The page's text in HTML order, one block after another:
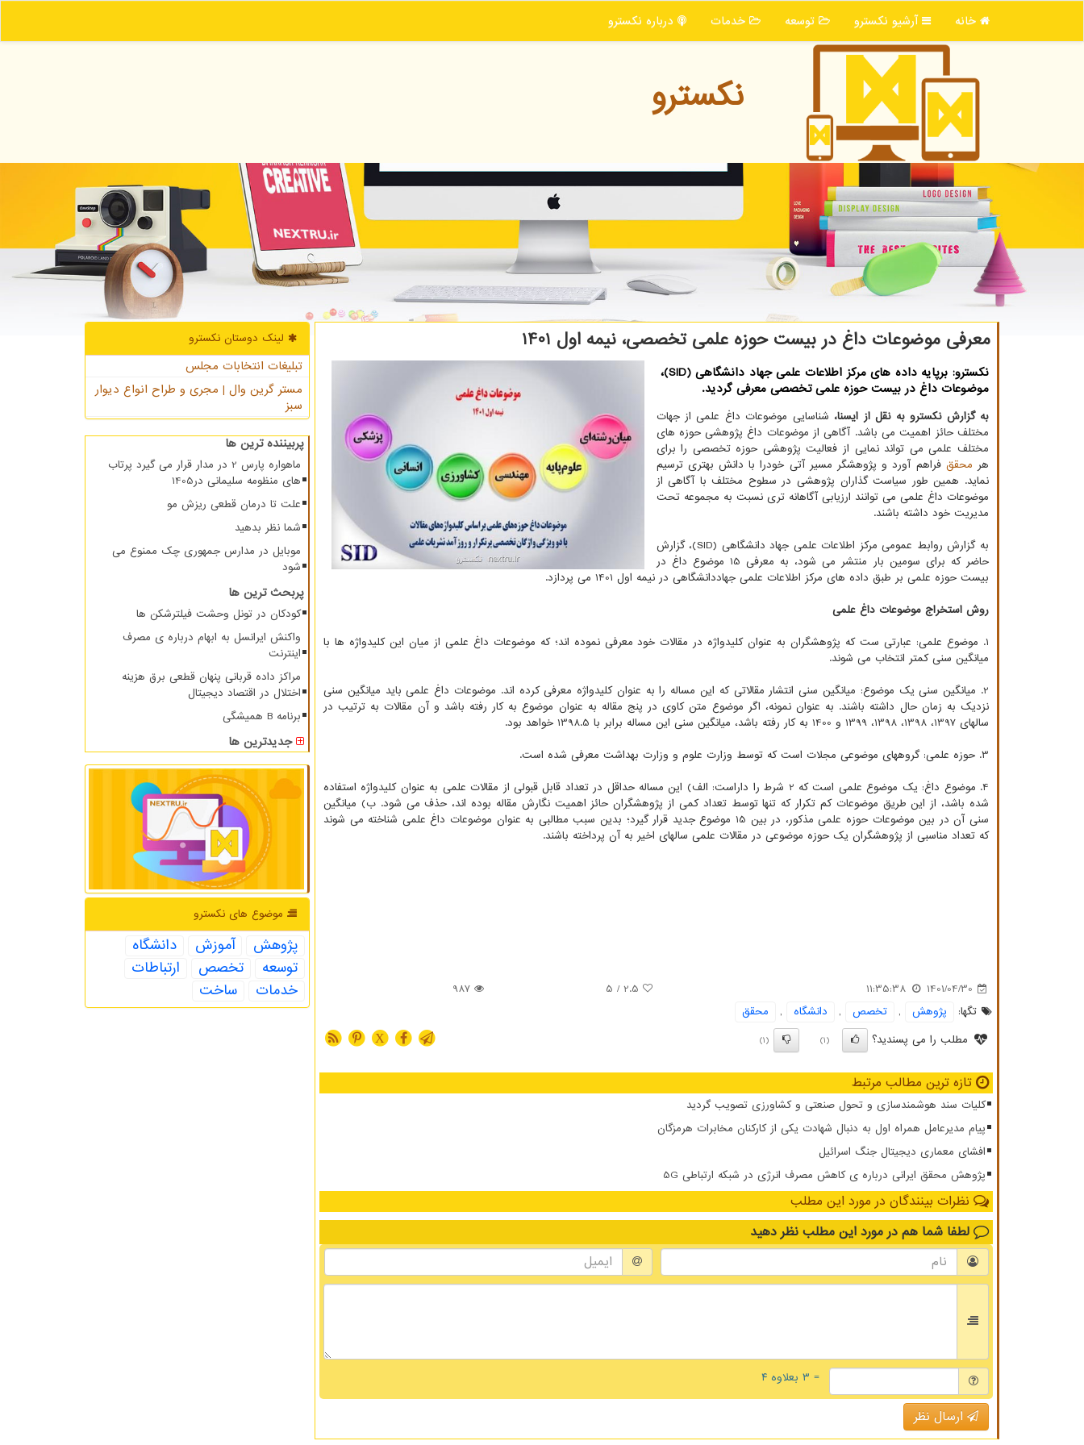
خانه آرشیو نكسترو توسعه خدمات درباره نكسترو
نكسترو
معرفی موضوعات داغ در بیست حوزه علمی تخصصی، نیمه اول 1401
نکسترو: برپایه داده های مرکز اطلاعات علمی جهاد دانشگاهی (SID)،
موضوعات داغ در بیست حوزه علمی تخصصی معرفی گردید.
به گزارش نکسترو به نقل از ایسنا، شناسایی موضوعات داغ علمی از جهات
مختلف حائز اهمیت می باشد. آگاهی از موضوعات داغ پژوهشی حوزه های
مختلف علمی می تواند نمایی از فعالیت پژوهشی حوزه تخصصی را برای
هر محقق فراهم آورد و پژوهشگر مسیر آتی خودرا با دانش بهتری ترسیم
نماید. همین طور سیاست گذاران پژوهشی در سطوح مختلف با آگاهی از
موضوعات داغ علمی می توانند ارزیابی آگاهانه تری نسبت به مجموعه تحت
مدیریت خود داشته باشند.
به گزارش روابط عمومی مرکز اطلاعات علمی جهاد دانشگاهی (SID)، گزارش
حاضر که برای سومین بار منتشر می شود، به معرفی 15 موضوع داغ در
بیست حوزه علمی بر طبق داده های مرکز اطلاعات علمی جهاددانشگاهی در نیمه اول 1401 می پردازد.
روش استخراج موضوعات داغ علمی
1. موضوع علمی: عبارتی ست که پژوهشگران به عنوان کلیدواژه در مقالات خود معرفی نموده اند؛ که موضوعات داغ علمی از میان این کلیدواژه ها با
میانگین سنی کمتر انتخاب می شوند.
2. میانگین سنی یک موضوع: میانگین سنی انتشار مقالاتی که این مساله را به عنوان کلیدواژه معرفی کرده اند. موضوعات داغ علمی باید میانگین سنی
نزدیک به زمان حال داشته باشند. به عنوان نمونه، اگر موضوع متن کاوی در پنج مقاله به عنوان موضوع به کار رفته باشد و آن مقالات به ترتیب در
سالهای 1397، 1398، 1398، 1399 و 1400 به کار رفته باشد، میانگین سنی این مساله برابر با 1398.5 خواهد بود.
3. حوزه علمی: گروههای موضوعی مجلات است که توسط وزارت علوم و وزارت بهداشت معرفی شده است.
4. موضوع داغ: یک موضوع علمی است که 2 شرط را داراست: الف) این مساله حداقل در تعداد قابل قبولی از مقالات علمی به عنوان کلیدواژه استفاده
شده باشد، از این طریق موضوعات کم تکرار که تنها توسط تعداد کمی از پژوهشگران حائز اهمیت نگارش مقاله بوده اند، حذف می شود. ب) میانگین
سنی آن در بین موضوعات حوزه علمی مذکور، در بین 15 موضوع جدید قرار گیرد؛ بدین سبب مطالبی به عنوان موضوعات داغ علمی شناخته می شوند
که تعداد مناسبی از پژوهشگران یک حوزه موضوعی در مقالات علمی سالهای اخیر به آن پرداخته باشند.
1401/04/30
11:35:38
2.5
/ 5
987
تگها:
پژوهش , تخصص , دانشگاه ,
محقق
مطلب را می پسندید؟
(1)
(1)
X
تازه ترین مطالب مرتبط
کلیات سند هوشمندسازی و تحول صنعتی و کشاورزی تصویب گردید
پیام مدیرعامل همراه اول به دنبال شهادت یکی از کارکنان مخابرات هرمزگان
افشای معماری دیجیتال جنگ اسرائیل
پژوهش محقق ایرانی درباره ی کاهش مصرف انرژی در شبکه ارتباطی 5G
نظرات بینندگان در مورد این مطلب
لطفا شما هم در مورد این مطلب نظر دهید
= ۳ بعلاوه ۴
ارسال نظر
لینک دوستان نكسترو
تبلیغات انتخابات مجلس
مستر گرین وال | مجری و طراح انواع دیوار
سبز
پربیننده ترین ها
ماهواره پارس 2 در مدار قرار می گیرد پرتاب
های منظومه سلیمانی در1405
علت تا درمان قطعی ریزش مو
شما نظر بدهید
موبایل در مدارس جمهوری چک ممنوع می
شود
پربحث ترین ها
کودکان در تونل وحشت فیلترشکن ها
واکنش ایرانسل به ابهام درباره ی مصرف
اینترنت
مراکز داده قربانی پنهان قطعی برق هزینه
اختلال در اقتصاد دیجیتال
برنامه B همیشگی
جدیدترین ها
موضوع های نكسترو
پژوهش آموزش
دانشگاه
توسعه
تخصص
ارتباطات
خدمات
ساخت